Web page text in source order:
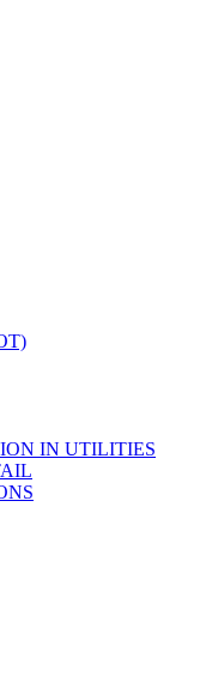
IN UTILITIES